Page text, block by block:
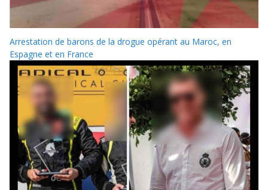
Arrestation de barons de la drogue opérant au Maroc, en
Espagne et en France